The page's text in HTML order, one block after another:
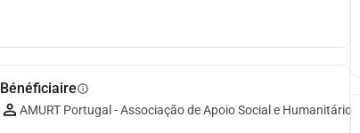
Bénéficiaireinfo
AMURT Portugal - Associação de Apoio Social e Humanitário